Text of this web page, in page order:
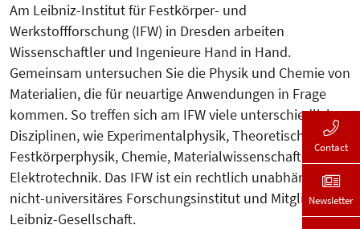
Am Leibniz-Institut für Festkörper- und
Werkstoffforschung (IFW) in Dresden arbeiten
Wissenschaftler und Ingenieure Hand in Hand.
Gemeinsam untersuchen Sie die Physik und Chemie von
Materialien, die für neuartige Anwendungen in Frage
kommen. So treffen sich am IFW viele unterschiedliche
Disziplinen, wie Experimentalphysik, Theoretische
Festkörperphysik, Chemie, Materialwissenschaften und
Elektrotechnik. Das IFW ist ein rechtlich unabhängiges,
nicht-universitäres Forschungsinstitut und Mitglied der
Leibniz-Gesellschaft.
Contact
Newsletter